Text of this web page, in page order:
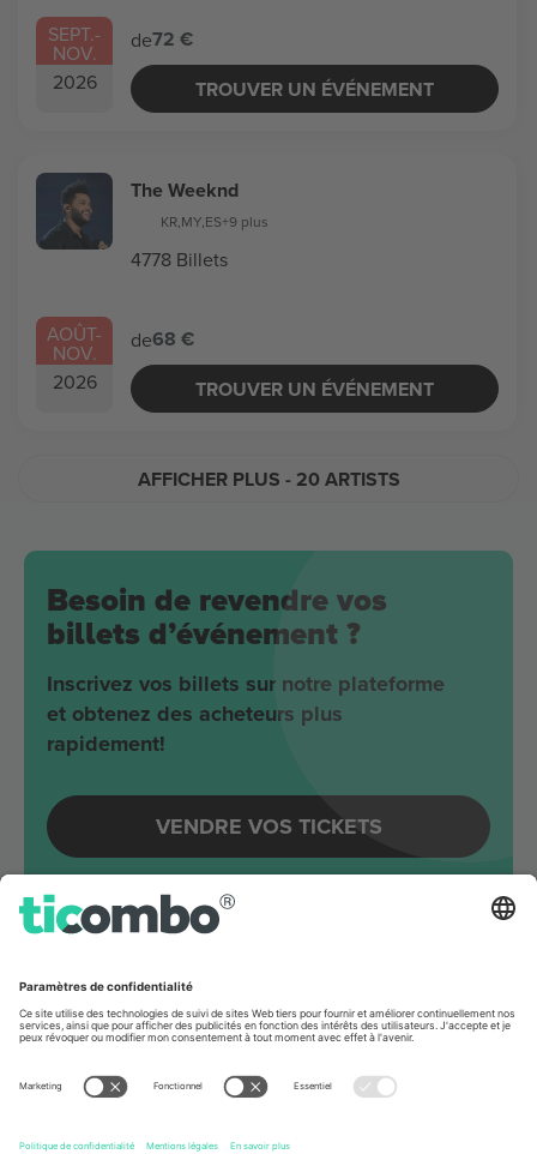
SEPT.-
NOV.
2026
de72 €
TROUVER UN ÉVÉNEMENT
AOÛT-
NOV.
2026
The Weeknd
KR,MY,ES+9 plus
4778 Billets
de68 €
TROUVER UN ÉVÉNEMENT
AFFICHER PLUS - 20 ARTISTS
Besoin de revendre vos
billets d’événement ?
Inscrivez vos billets sur notre plateforme
et obtenez des acheteurs plus
rapidement!
VENDRE VOS TICKETS
Evénements à venir autour
Berlin
Joji
Berlin, Germany